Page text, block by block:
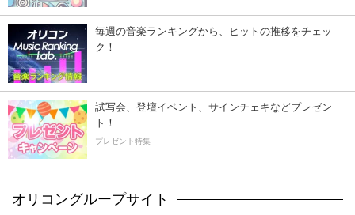
毎週の音楽ランキングから、ヒットの推移をチェッ
ク！
試写会、登壇イベント、サインチェキなどプレゼン
ト！
プレゼント特集
オリコングループサイト